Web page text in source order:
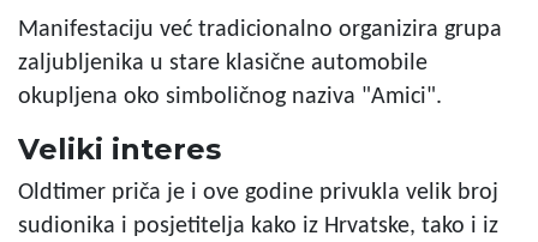
Manifestaciju već tradicionalno organizira grupa
zaljubljenika u stare klasične automobile
okupljena oko simboličnog naziva "Amici".
Veliki interes
Oldtimer priča je i ove godine privukla velik broj
sudionika i posjetitelja kako iz Hrvatske, tako i iz